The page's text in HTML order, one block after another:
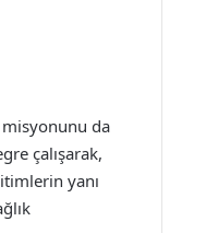
misyonunu da
çalışarak,
yanı